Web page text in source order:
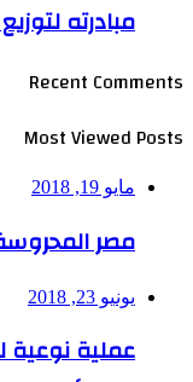
مبادرته
Recent Comments
Most Viewed Posts
مايو 19, 2018
مصر
يونيو 23, 2018
عملية نوعية